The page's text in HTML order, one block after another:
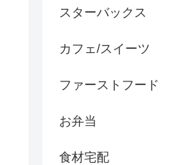
スターバックス
カフェ/スイーツ
ファーストフード
お弁当
食材宅配